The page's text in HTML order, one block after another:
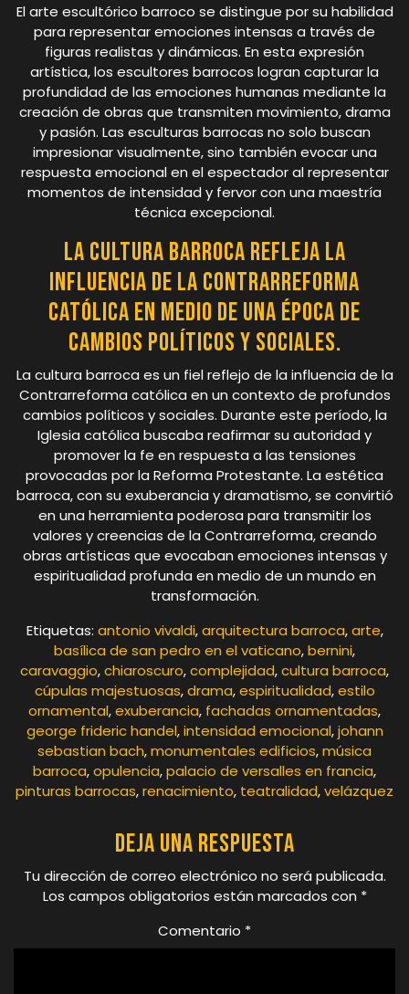
El arte escultórico barroco se distingue por su habilidad
para representar emociones intensas a través de
figuras realistas y dinámicas. En esta expresión
artística, los escultores barrocos logran capturar la
profundidad de las emociones humanas mediante la
creación de obras que transmiten movimiento, drama
y pasión. Las esculturas barrocas no solo buscan
impresionar visualmente, sino también evocar una
respuesta emocional en el espectador al representar
momentos de intensidad y fervor con una maestría
técnica excepcional.
La cultura barroca refleja la
influencia de la Contrarreforma
católica en medio de una época de
cambios políticos y sociales.
La cultura barroca es un fiel reflejo de la influencia de la
Contrarreforma católica en un contexto de profundos
cambios políticos y sociales. Durante este período, la
Iglesia católica buscaba reafirmar su autoridad y
promover la fe en respuesta a las tensiones
provocadas por la Reforma Protestante. La estética
barroca, con su exuberancia y dramatismo, se convirtió
en una herramienta poderosa para transmitir los
valores y creencias de la Contrarreforma, creando
obras artísticas que evocaban emociones intensas y
espiritualidad profunda en medio de un mundo en
transformación.
Etiquetas: antonio vivaldi,arquitectura barroca,arte,
basílica de san pedro en el vaticano,bernini,
caravaggio,chiaroscuro,complejidad,cultura barroca,
cúpulas majestuosas,drama,espiritualidad,estilo
ornamental,exuberancia, fachadas ornamentadas,
george frideric handel,intensidad emocional,johann
sebastian bach,monumentales edificios,música
barroca,opulencia,palacio de versalles en francia,
pinturas barrocas,renacimiento, teatralidad,velázquez
Deja una respuesta
Tu dirección de correo electrónico no será publicada.
Los campos obligatorios están marcados con *
Comentario *